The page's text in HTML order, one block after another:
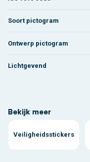
Soort pictogram
Ontwerp pictogram
Lichtgevend
Bekijk meer
Veiligheidsstickers